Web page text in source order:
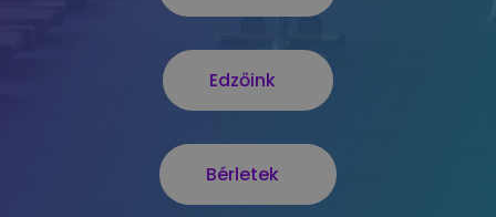
Edzőink
Bérletek